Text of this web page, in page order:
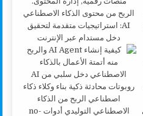
الربح من محتوى الذكاء الاصطناعي
AI: استراتيجيات متقدمة لتحقيق
دخل مستدام عبر الإنترنت